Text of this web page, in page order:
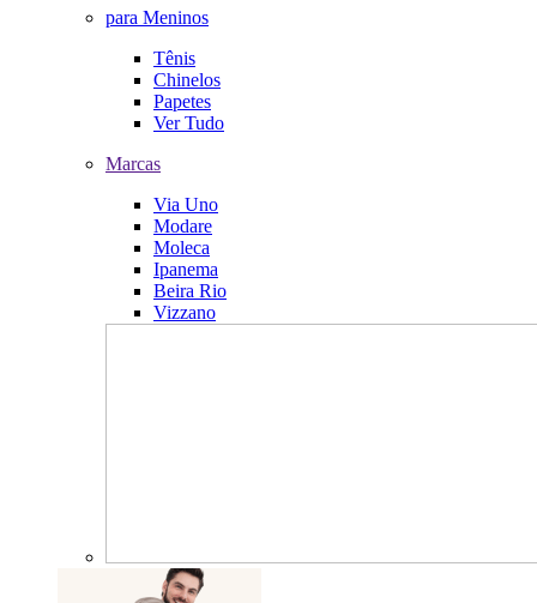
para Meninos
Tênis
Chinelos
Papetes
Ver Tudo
Marcas
Via Uno
Modare
Moleca
Ipanema
Beira Rio
Vizzano